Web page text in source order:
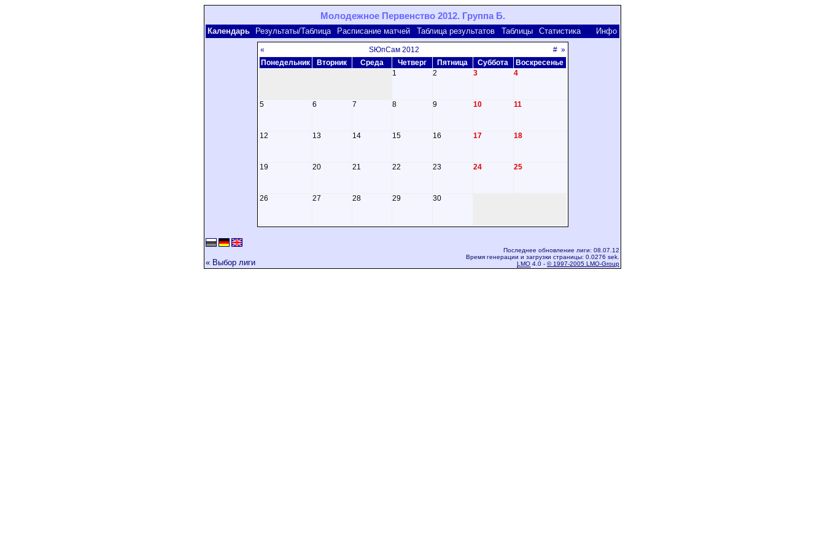
Молодежное Первенство 2012. Группа Б.
Календарь Результаты/Таблица Расписание матчей Таблица результатов Таблицы Статистика Инфо
« ЅЮпСам 2012 # »
Понедельник
Вторник Среда Четверг Пятница Суббота
Воскресенье
1
2 3 4
5 6 7 8 9 10 11
12 13 14 15 16 17 18
19 20 21 22 23 24 25
26 27 28 29 30
« Выбор лиги
Последнее обновление лиги: 08.07.12
Время генерации и загрузки страницы: 0.0276 sek.
LMO 4.0 - © 1997-2005 LMO-Group